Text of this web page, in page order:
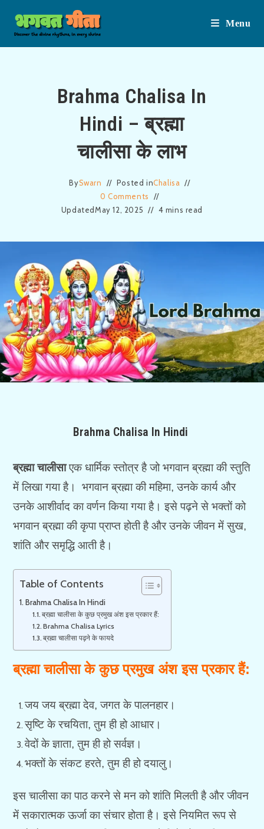
Menu
Brahma Chalisa In
Hindi – ब्रह्मा
चालीसा के लाभ
BySwarn Posted inChalisa
0 Comments
UpdatedMay 12, 2025 4 mins read
Brahma Chalisa In Hindi
ब्रह्मा चालीसाएक धार्मिक स्तोत्र है जो भगवान ब्रह्मा की स्तुति
में लिखा गया है। भगवान ब्रह्मा की महिमा, उनके कार्य और
उनके आशीर्वाद का वर्णन किया गया है। इसे पढ़ने से भक्तों को
भगवान ब्रह्मा की कृपा प्राप्त होती है और उनके जीवन में सुख,
शांति और समृद्धि आती है।
Table of Contents
Brahma Chalisa In Hindi
ब्रह्मा चालीसा के कुछ प्रमुख अंश इस प्रकार हैं:
Brahma Chalisa Lyrics
ब्रह्मा चालीसा पढ़ने के फायदे
ब्रह्मा चालीसा केकुछप्रमुख अंश इस प्रकार हैं:
जय जय ब्रह्मा देव, जगत के पालनहार।
सृष्टि के रचयिता, तुम ही हो आधार।
वेदों के ज्ञाता, तुम ही हो सर्वज्ञ।
भक्तों के संकट हरते, तुम ही हो दयालु।
इस चालीसा का पाठ करने से मन को शांति मिलती है और जीवन
में सकारात्मक ऊर्जा का संचार होता है। इसे नियमित रूप से